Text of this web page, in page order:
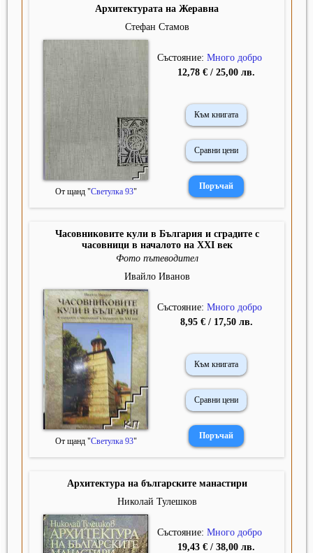
Архитектурата на Жеравна
Стефан Стамов
От щанд "Светулка 93"
Състояние: Много добро
12,78 € / 25,00 лв.
Към книгата
Сравни цени
Часовниковите кули в България и сградите с
часовници в началото на XXI век
Фото пътеводител
Ивайло Иванов
От щанд "Светулка 93"
Състояние: Много добро
8,95 € / 17,50 лв.
Към книгата
Сравни цени
Архитектура на българските манастири
Николай Тулешков
Състояние: Много добро
19,43 € / 38,00 лв.